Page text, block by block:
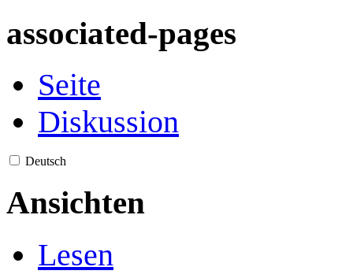
associated-pages
Seite
Diskussion
Deutsch
Ansichten
Lesen